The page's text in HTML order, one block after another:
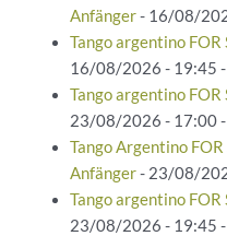
Anfänger- 16/08/
Tango argentino
16/08/2026 - 19:45
Tango argentino
23/08/2026 - 17:00
Tango Argentino
Anfänger- 23/08/
Tango argentino
23/08/2026 - 19:45